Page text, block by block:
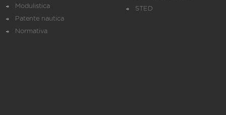
Modulistica
Patente nautica
Normativa
STED